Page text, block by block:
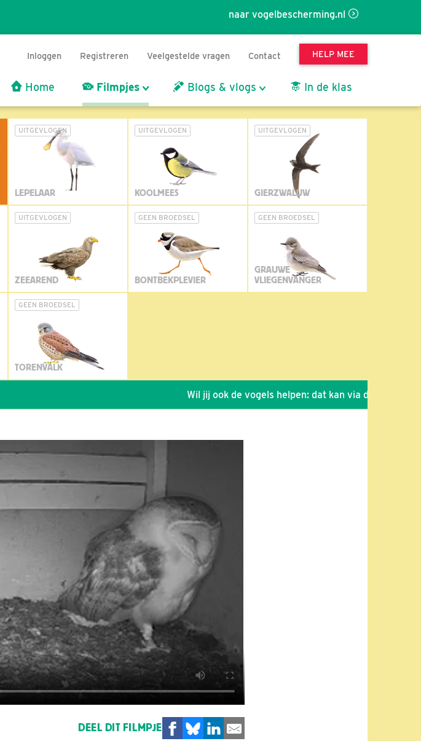
naar vogelbescherming.nl
Inloggen Registreren Veelgestelde vragen Contact HELP MEE
Home Filmpjes Blogs & vlogs In de klas
UITGEVLOGEN
LEPELAAR
UITGEVLOGEN
KOOLMEES
UITGEVLOGEN
GIERZWALUW
UITGEVLOGEN
ZEEAREND
GEEN BROEDSEL
BONTBEKPLEVIER
GEEN BROEDSEL
GRAUWE
VLIEGENVANGER
GEEN BROEDSEL
TORENVALK
Wil jij ook de vogels helpen: dat kan via de link!
DEEL DIT FILMPJE